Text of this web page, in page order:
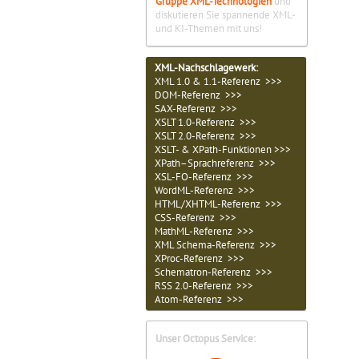
diskutieren Sie spannende XML-
und KI-Themen mit uns!
XML-Nachschlagewerk:
XML 1.0 & 1.1-Referenz >>>
DOM-Referenz >>>
SAX-Referenz >>>
XSLT 1.0-Referenz >>>
XSLT 2.0-Referenz >>>
XSLT- & XPath-Funktionen >>>
XPath–Sprachreferenz >>>
XSL-FO-Referenz >>>
WordML-Referenz >>>
HTML/XHTML-Referenz >>>
CSS-Referenz >>>
MathML-Referenz >>>
XML Schema-Referenz >>>
XProc-Referenz >>>
Schematron-Referenz >>>
RSS 2.0-Referenz >>>
Atom-Referenz >>>
Unser Octopus Service: